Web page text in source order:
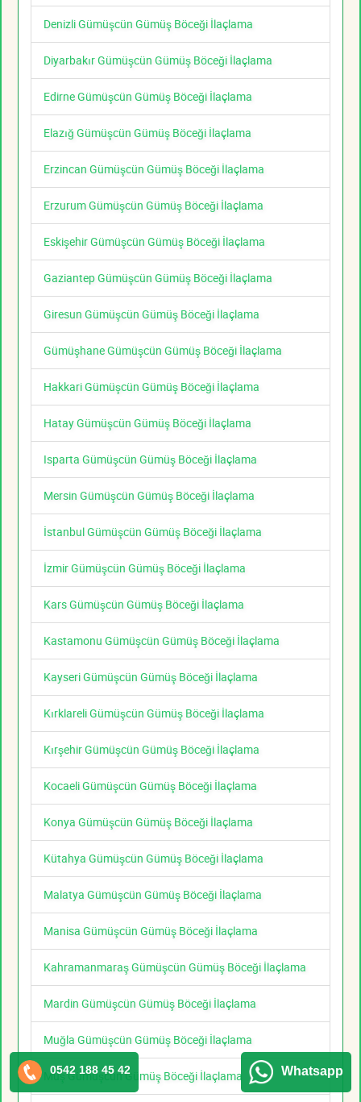
Denizli Gümüşcün Gümüş Böceği İlaçlama
Diyarbakır Gümüşcün Gümüş Böceği İlaçlama
Edirne Gümüşcün Gümüş Böceği İlaçlama
Elazığ Gümüşcün Gümüş Böceği İlaçlama
Erzincan Gümüşcün Gümüş Böceği İlaçlama
Erzurum Gümüşcün Gümüş Böceği İlaçlama
Eskişehir Gümüşcün Gümüş Böceği İlaçlama
Gaziantep Gümüşcün Gümüş Böceği İlaçlama
Giresun Gümüşcün Gümüş Böceği İlaçlama
Gümüşhane Gümüşcün Gümüş Böceği İlaçlama
Hakkari Gümüşcün Gümüş Böceği İlaçlama
Hatay Gümüşcün Gümüş Böceği İlaçlama
Isparta Gümüşcün Gümüş Böceği İlaçlama
Mersin Gümüşcün Gümüş Böceği İlaçlama
İstanbul Gümüşcün Gümüş Böceği İlaçlama
İzmir Gümüşcün Gümüş Böceği İlaçlama
Kars Gümüşcün Gümüş Böceği İlaçlama
Kastamonu Gümüşcün Gümüş Böceği İlaçlama
Kayseri Gümüşcün Gümüş Böceği İlaçlama
Kırklareli Gümüşcün Gümüş Böceği İlaçlama
Kırşehir Gümüşcün Gümüş Böceği İlaçlama
Kocaeli Gümüşcün Gümüş Böceği İlaçlama
Konya Gümüşcün Gümüş Böceği İlaçlama
Kütahya Gümüşcün Gümüş Böceği İlaçlama
Malatya Gümüşcün Gümüş Böceği İlaçlama
Manisa Gümüşcün Gümüş Böceği İlaçlama
Kahramanmaraş Gümüşcün Gümüş Böceği İlaçlama
Mardin Gümüşcün Gümüş Böceği İlaçlama
Muğla Gümüşcün Gümüş Böceği İlaçlama
Muş Gümüşcün Gümüş Böceği İlaçlama
0542 188 45 42 Whatsapp